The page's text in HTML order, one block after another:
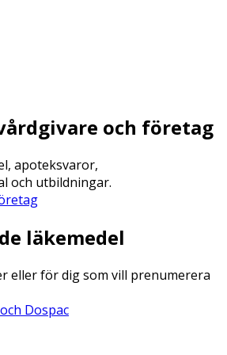
och företag
apoteksvaror,
och utbildningar.
läkemedel
eller för dig som vill prenumerera
Dospac